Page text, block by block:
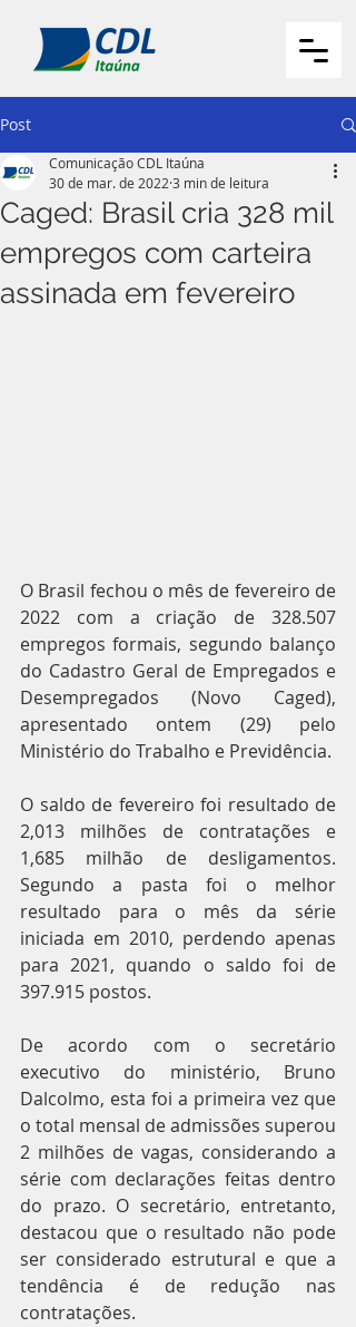
Post
Caged: Brasil cria 328 mil
empregos com carteira
assinada em fevereiro
Comunicação CDL Itaúna
30 de mar. de 2022 3 min de leitura
O Brasil fechou o mês de fevereiro de
2022 com a criação de 328.507
empregos formais, segundo balanço
do Cadastro Geral de Empregados e
Desempregados (Novo Caged),
apresentado ontem (29) pelo
Ministério do Trabalho e Previdência.
O saldo de fevereiro foi resultado de
2,013 milhões de contratações e
1,685 milhão de desligamentos.
Segundo a pasta foi o melhor
resultado para o mês da série
iniciada em 2010, perdendo apenas
para 2021, quando o saldo foi de
397.915 postos.
De acordo com o secretário
executivo do ministério, Bruno
Dalcolmo, esta foi a primeira vez que
o total mensal de admissões superou
2 milhões de vagas, considerando a
série com declarações feitas dentro
do prazo. O secretário, entretanto,
destacou que o resultado não pode
ser considerado estrutural e que a
tendência é de redução nas
contratações.